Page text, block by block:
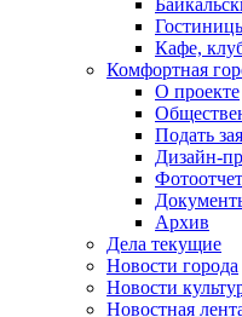
Кафе,
Комфортная
О проекте
Подать
Дизайн-
Архив
Дела текущие
Новости города
Новости
Новостная